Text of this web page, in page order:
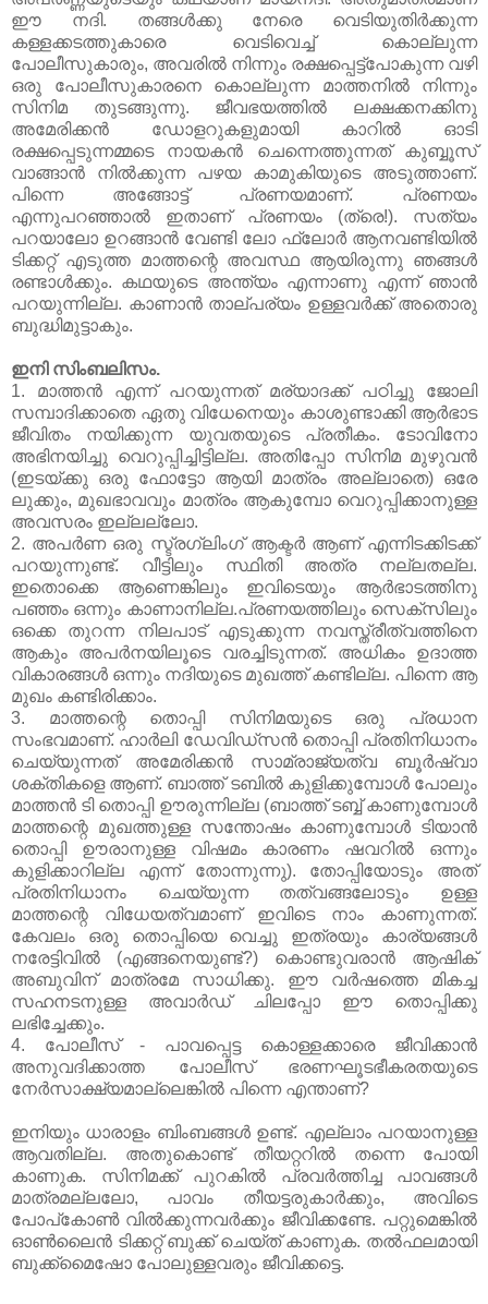
ഈ നദി. തങ്ങള്‍ക്കു നേരെ വെടിയുതിര്‍ക്കുന്ന
കള്ളക്കടത്തുകാരെ വെടിവെച്ച് കൊല്ലുന്ന
പോലീസുകാരും, അവരില്‍ നിന്നും രക്ഷപ്പെട്ട്പോകുന്ന വഴി
ഒരു പോലീസുകാരനെ കൊല്ലുന്ന മാത്തനില്‍ നിന്നും
സിനിമ തുടങ്ങുന്നു. ജീവഭയത്തില്‍ ലക്ഷക്കനക്കിനു
അമേരിക്കന്‍ ഡോളറുകളുമായി കാറില്‍ ഓടി
രക്ഷപ്പെടുന്നമ്മടെ നായകന്‍ ചെന്നെത്തുന്നത് കുബ്ബൂസ്
വാങ്ങാന്‍ നില്‍ക്കുന്ന പഴയ കാമുകിയുടെ അടുത്താണ്.
പിന്നെ അങ്ങോട്ട്‌ പ്രണയമാണ്. പ്രണയം
എന്നുപറഞ്ഞാല്‍ ഇതാണ് പ്രണയം (ത്രെ!). സത്യം
പറയാലോ ഉറങ്ങാന്‍ വേണ്ടി ലോ ഫ്ലോര്‍ ആനവണ്ടിയില്‍
ടിക്കറ്റ് എടുത്ത മാത്തന്റെ അവസ്ഥ ആയിരുന്നു ഞങ്ങള്‍
രണ്ടാള്‍ക്കും. കഥയുടെ അന്ത്യം എന്നാണു എന്ന് ഞാന്‍
പറയുന്നില്ല. കാണാന്‍ താല്പര്യം ഉള്ളവര്‍ക്ക് അതൊരു
ബുദ്ധിമുട്ടാകും.
ഇനി സിംബലിസം.
1. മാത്തന്‍ എന്ന് പറയുന്നത് മര്യാദക്ക് പഠിച്ചു ജോലി
സമ്പാദിക്കാതെ ഏതു വിധേനെയും കാശുണ്ടാക്കി ആര്‍ഭാട
ജീവിതം നയിക്കുന്ന യുവതയുടെ പ്രതീകം. ടോവിനോ
അഭിനയിച്ചു വെറുപ്പിച്ചിട്ടില്ല. അതിപ്പോ സിനിമ മുഴുവന്‍
(ഇടയ്ക്കു ഒരു ഫോട്ടോ ആയി മാത്രം അല്ലാതെ) ഒരേ
ലുക്കും, മുഖഭാവവും മാത്രം ആകുമ്പോ വെറുപ്പിക്കാനുള്ള
അവസരം ഇല്ലല്ലോ.
2. അപര്‍ണ ഒരു സ്ട്രഗ്ലിംഗ് ആക്ടര്‍ ആണ് എന്നിടക്കിടക്ക്
പറയുന്നുണ്ട്. വീട്ടിലും സ്ഥിതി അത്ര നല്ലതല്ല.
ഇതൊക്കെ ആണെങ്കിലും ഇവിടെയും ആര്‍ഭാടത്തിനു
പഞ്ഞം ഒന്നും കാണാനില്ല.പ്രണയത്തിലും സെക്സിലും
ഒക്കെ തുറന്ന നിലപാട് എടുക്കുന്ന നവസ്ത്രീത്വത്തിനെ
ആകും അപര്‍നയിലൂടെ വരച്ചിടുന്നത്. അധികം ഉദാത്ത
വികാരങ്ങള്‍ ഒന്നും നദിയുടെ മുഖത്ത് കണ്ടില്ല. പിന്നെ ആ
മുഖം കണ്ടിരിക്കാം.
3. മാത്തന്റെ തൊപ്പി സിനിമയുടെ ഒരു പ്രധാന
സംഭവമാണ്. ഹാര്‍ലി ഡേവിഡ്‌സന്‍ തൊപ്പി പ്രതിനിധാനം
ചെയ്യുന്നത് അമേരിക്കന്‍ സാമ്രാജ്യത്വ ബൂര്‍ഷ്വാ
ശക്തികളെ ആണ്. ബാത്ത് ടബില്‍ കുളിക്കുമ്പോള്‍ പോലും
മാത്തന്‍ ടി തൊപ്പി ഊരുന്നില്ല (ബാത്ത് ടബ്ബ് കാണുമ്പോള്‍
മാത്തന്റെ മുഖത്തുള്ള സന്തോഷം കാണുമ്പോള്‍ ടിയാന്‍
തൊപ്പി ഊരാനുള്ള വിഷമം കാരണം ഷവറില്‍ ഒന്നും
കുളിക്കാറില്ല എന്ന് തോന്നുന്നു). തോപ്പിയോടും അത്
പ്രതിനിധാനം ചെയ്യുന്ന തത്വങ്ങലോടും ഉള്ള
മാത്തന്റെ വിധേയത്വമാണ് ഇവിടെ നാം കാണുന്നത്.
കേവലം ഒരു തൊപ്പിയെ വെച്ചു ഇത്രയും കാര്യങ്ങള്‍
നരേട്ടിവില്‍ (എങ്ങനെയുണ്ട്?) കൊണ്ടുവരാന്‍ ആഷിക്
അബുവിന് മാത്രമേ സാധിക്കു. ഈ വര്‍ഷത്തെ മികച്ച
സഹനടനുള്ള അവാര്‍ഡ് ചിലപ്പോ ഈ തൊപ്പിക്കു
ലഭിച്ചേക്കും.
4. പോലീസ് - പാവപ്പെട്ട കൊള്ളക്കാരെ ജീവിക്കാന്‍
അനുവദിക്കാത്ത പോലീസ് ഭരണഘൂടഭീകരതയുടെ
നേര്‍സാക്ഷ്യമാല്ലെങ്കില്‍ പിന്നെ എന്താണ്?
ഇനിയും ധാരാളം ബിംബങ്ങള്‍ ഉണ്ട്. എല്ലാം പറയാനുള്ള
ആവതില്ല. അതുകൊണ്ട് തീയറ്ററില്‍ തന്നെ പോയി
കാണുക. സിനിമക്ക് പുറകില്‍ പ്രവര്‍ത്തിച്ച പാവങ്ങള്‍
മാത്രമല്ലലോ, പാവം തീയട്ടരുകാര്‍ക്കും, അവിടെ
പോപ്‌കോണ്‍ വില്‍ക്കുന്നവര്‍ക്കും ജീവിക്കണ്ടേ. പറ്റുമെങ്കില്‍
ഓണ്‍ലൈന്‍ ടിക്കറ്റ് ബുക്ക് ചെയ്ത് കാണുക. തല്‍ഫലമായി
ബുക്ക്മൈഷോ പോലുള്ളവരും ജീവിക്കട്ടെ.